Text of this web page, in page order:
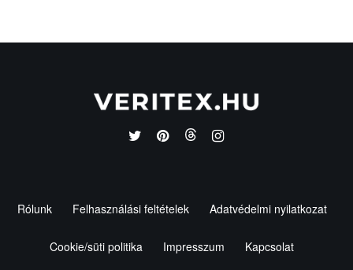
Rólunk Felhasználási feltételek Adatvédelmi nyilatkozat
Cookie/süti politika Impresszum Kapcsolat